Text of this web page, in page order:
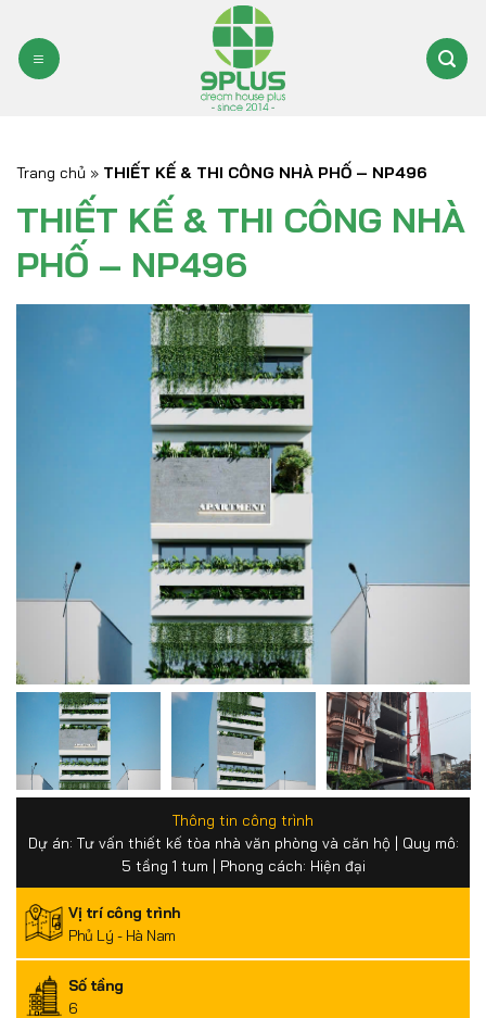
qua
nội
Trang chủ » THIẾT KẾ & THI CÔNG NHÀ PHỐ – NP496
THIẾT KẾ & THI CÔNG NHÀ
PHỐ – NP496
Thông tin công trình
Dự án: Tư vấn thiết kế tòa nhà văn phòng và căn hộ | Quy mô:
5 tầng 1 tum | Phong cách: Hiện đại
Vị trí công trình
Phủ Lý - Hà Nam
Số tầng
6